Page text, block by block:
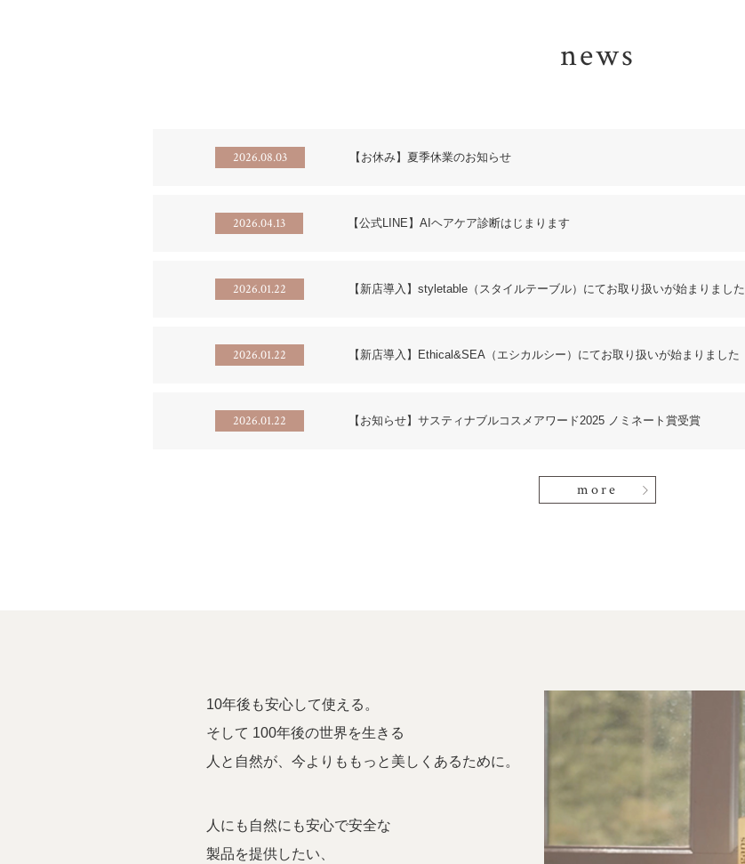
news
2026.08.03 【お休み】夏季休業のお知らせ
2026.04.13 【公式LINE】AIヘアケア診断はじまります
2026.01.22 【新店導入】styletable（スタイルテーブル）にてお取り扱いが始まりました
2026.01.22 【新店導入】Ethical&SEA（エシカルシー）にてお取り扱いが始まりました
2026.01.22 【お知らせ】サスティナブルコスメアワード2025 ノミネート賞受賞
more
10年後も安心して使える。
そして 100年後の世界を生きる
人と自然が、今よりももっと美しくあるために。
人にも自然にも安心で安全な
製品を提供したい、